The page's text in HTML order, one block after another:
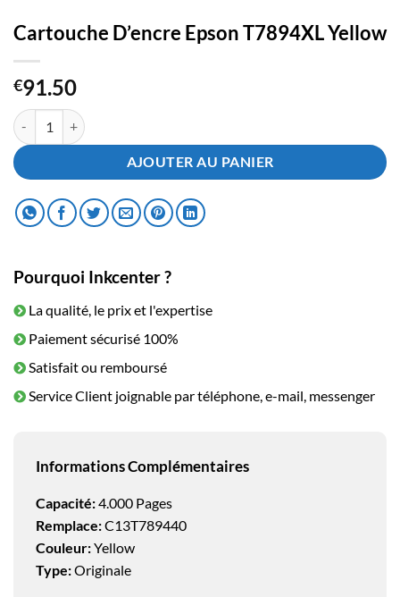
Cartouche D’encre Epson T7894XL Yellow
€91.50
quantité de Cartouche D'encre Epson T7894XL Yellow
AJOUTER AU PANIER
Pourquoi Inkcenter ?
La qualité, le prix et l'expertise
Paiement sécurisé 100%
Satisfait ou remboursé
Service Client joignable par téléphone, e-mail, messenger
Informations Complémentaires
Capacité:4.000 Pages
Remplace:C13T789440
Couleur:Yellow
Type:Originale